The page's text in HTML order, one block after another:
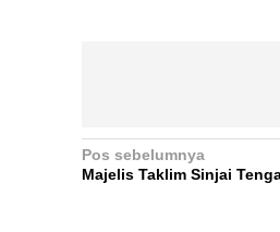
N
a
Pos sebelumnya
Majelis Taklim Sinjai